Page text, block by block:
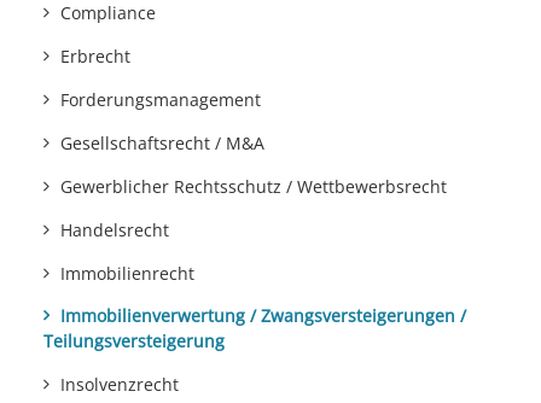
Compliance
Erbrecht
Forderungsmanagement
Gesellschaftsrecht / M&A
Gewerblicher Rechtsschutz / Wettbewerbsrecht
Handelsrecht
Immobilienrecht
Immobilienverwertung / Zwangsversteigerungen /
Teilungsversteigerung
Insolvenzrecht